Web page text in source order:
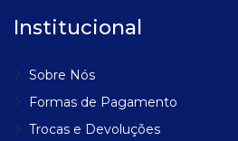
Institucional
Sobre Nós
Formas de Pagamento
Trocas e Devoluções